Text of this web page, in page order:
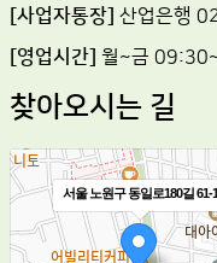
[사업자통장] 산업은행
[영업시간] 월~금
찾아오시는 길
서울 노원구 동일로180길 61-1